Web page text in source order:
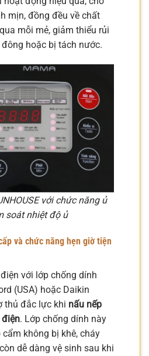
mịn, đồng đều về chất
mỗi mẻ, giảm thiểu rủi
hoặc bị tách nước.
với chức năng ủ
soát nhiệt độ ủ
và chức năng hẹn giờ tiện
với lớp chống dính
(USA) hoặc Daikin
thủ đắc lực khi nấu nếp
. Lớp chống dính này
không bị khê, cháy
dễ dàng vệ sinh sau khi